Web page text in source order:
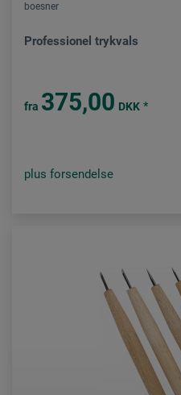
boesner
Professionel trykvals
fra 375,00 DKK *
plus forsendelse